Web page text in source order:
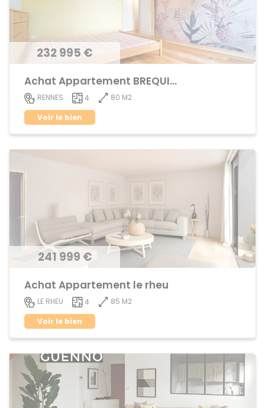
232 995 €
Achat Appartement BREQUIGNY
RENNES 4
80 M2
Voir le bien
241 999 €
Achat Appartement le rheu
LE RHEU 4
85 M2
Voir le bien